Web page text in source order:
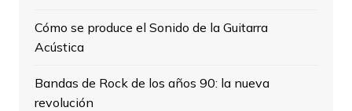
Cómo se produce el Sonido de la Guitarra
Acústica
Bandas de Rock de los años 90: la nueva
revolución